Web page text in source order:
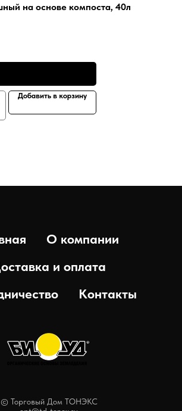
на основе компоста, 40л
Добавить в корзину
О компании
и оплата
Контакты
© Торговый Дом ТОНЭКС